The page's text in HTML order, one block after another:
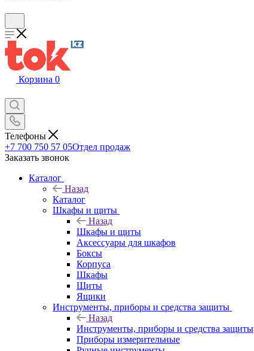
Корзина 0
Телефоны
+7 700 750 57 05Отдел продаж
Заказать звонок
Каталог
Назад
Каталог
Шкафы и щиты
Назад
Шкафы и щиты
Аксессуары для шкафов
Боксы
Корпуса
Шкафы
Щиты
Ящики
Инструменты, приборы и средства защиты
Назад
Инструменты, приборы и средства защиты
Приборы измерительные